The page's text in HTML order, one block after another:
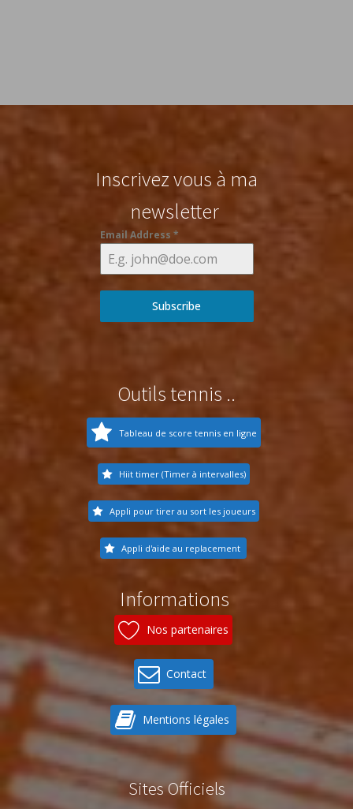
Inscrivez vous à ma
newsletter
Email Address *
Subscribe
Outils tennis ..
Tableau de score tennis en ligne
Hiit timer (Timer à intervalles)
Appli pour tirer au sort les joueurs
Appli d'aide au replacement
Informations
Nos partenaires
Contact
Mentions légales
Sites Officiels